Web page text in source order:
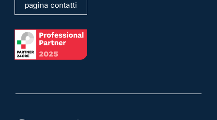
pagina contatti